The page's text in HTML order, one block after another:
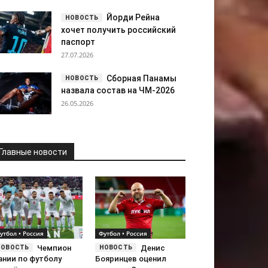
Йорди Рейна
хочет получить российский
паспорт
27.07.2026
Сборная Панамы
назвала состав на ЧМ-2026
26.05.2026
новости
• Россия
Чемпион
по футболу
Футбол • Россия
Денис
Бояринцев оценил